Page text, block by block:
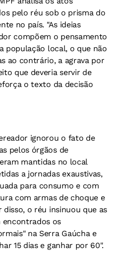
pelo réu sob o prisma do
no país. "As ideias
compõem o pensamento
população local, o que não
ao contrário, a agrava por
que deveria servir de
o texto da decisão
ignorou o fato de
pelos órgãos de
mantidas no local
a jornadas exaustivas,
para consumo e com
com armas de choque e
disso, o réu insinuou que as
encontrados os
na Serra Gaúcha e
15 dias e ganhar por 60".